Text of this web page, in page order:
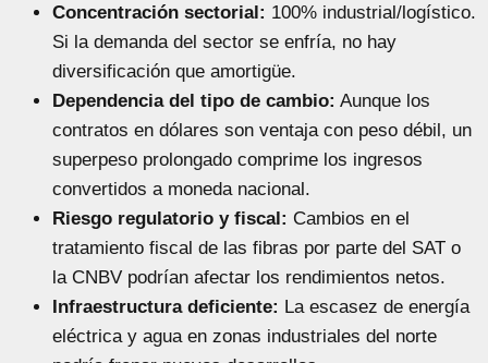
Concentración sectorial: 100% industrial/logístico.
Si la demanda del sector se enfría, no hay
diversificación que amortigüe.
Dependencia del tipo de cambio: Aunque los
contratos en dólares son ventaja con peso débil, un
superpeso prolongado comprime los ingresos
convertidos a moneda nacional.
Riesgo regulatorio y fiscal: Cambios en el
tratamiento fiscal de las fibras por parte del SAT o
la CNBV podrían afectar los rendimientos netos.
Infraestructura deficiente: La escasez de energía
eléctrica y agua en zonas industriales del norte